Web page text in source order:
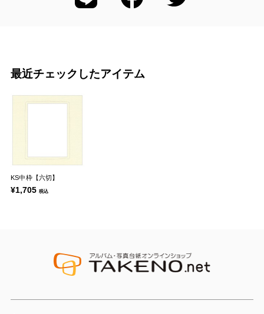
最近チェックしたアイテム
KS中枠【六切】
¥1,705 税込